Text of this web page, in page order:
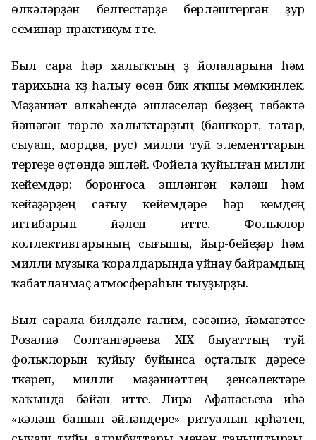
өлкәләрҙән белгестәрҙе берләштергән ҙур
семинар-практикум үтте.
Был сара һәр халыҡтың үҙ йолаларына һәм
тарихына күҙ һалыу өсөн бик яҡшы мөмкинлек.
Мәҙәниәт өлкәһендә эшләүселәр беҙҙең төбәктә
йәшәгән төрлө халыҡтарҙың (башҡорт, татар,
сыуаш, мордва, рус) милли туй элементтарын
тергеҙеү өҫтөндә эшләй. Фойела ҡуйылған милли
кейемдәр: боронғоса эшләнгән кәләш һәм
кейәүҙәрҙең сағыу кейемдәре һәр кемдең
иғтибарын йәлеп итте. Фольклор
коллективтарының сығышы, йыр-бейеүҙәр һәм
милли музыка ҡоралдарында уйнау байрамдың
ҡабатланмаҫ атмосфераһын тыуҙырҙы.
Был сарала билдәле ғалим, сәсәниә, йәмәғәтсе
Розалиә Солтангәрәева XIX быуаттың туй
фольклорын ҡуйыу буйынса оҫталыҡ дәресе
үткәреп, милли мәҙәниәттең үҙенсәлектәре
хаҡында бәйән итте. Лира Афанасьева иһә
«кәләш башын әйләндереү» ритуалын күрһәтеп,